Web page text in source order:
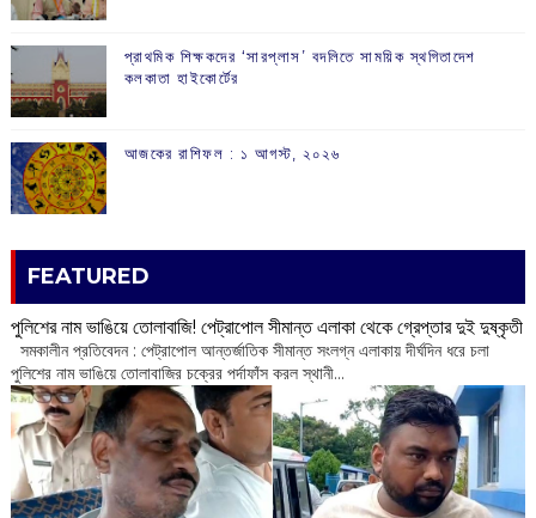
প্রাথমিক শিক্ষকদের ‘সারপ্লাস’ বদলিতে সাময়িক স্থগিতাদেশ
কলকাতা হাইকোর্টের
আজকের রাশিফল :‌ ‌‌১ আগস্ট, ২০২৬
FEATURED
পুলিশের নাম ভাঙিয়ে তোলাবাজি! পেট্রাপোল সীমান্ত এলাকা থেকে গ্রেপ্তার দুই দুষ্কৃতী
সমকালীন প্রতিবেদন : পেট্রাপোল আন্তর্জাতিক সীমান্ত সংলগ্ন এলাকায় দীর্ঘদিন ধরে চলা
পুলিশের নাম ভাঙিয়ে তোলাবাজির চক্রের পর্দাফাঁস করল স্থানী...